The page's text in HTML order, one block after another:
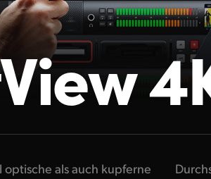
als auch kupferne